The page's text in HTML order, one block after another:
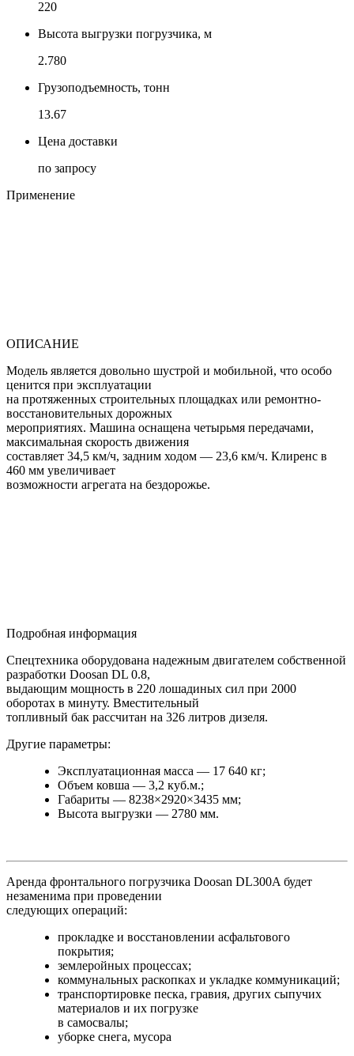
220
Высота выгрузки погрузчика, м
2.780
Грузоподъемность, тонн
13.67
Цена доставки
по запросу
Применение
ОПИСАНИЕ
Модель является довольно шустрой и мобильной, что особо
ценится при эксплуатации
на протяженных строительных площадках или ремонтно-
восстановительных дорожных
мероприятиях. Машина оснащена четырьмя передачами,
максимальная скорость движения
составляет 34,5 км/ч, задним ходом — 23,6 км/ч. Клиренс в
460 мм увеличивает
возможности агрегата на бездорожье.
Подробная информация
Спецтехника оборудована надежным двигателем собственной
разработки Doosan DL 0.8,
выдающим мощность в 220 лошадиных сил при 2000
оборотах в минуту. Вместительный
топливный бак рассчитан на 326 литров дизеля.
Другие параметры:
Эксплуатационная масса — 17 640 кг;
Объем ковша — 3,2 куб.м.;
Габариты — 8238×2920×3435 мм;
Высота выгрузки — 2780 мм.
Аренда фронтального погрузчика Doosan DL300A будет
незаменима при проведении
следующих операций:
прокладке и восстановлении асфальтового
покрытия;
землеройных процессах;
коммунальных раскопках и укладке коммуникаций;
транспортировке песка, гравия, других сыпучих
материалов и их погрузке
в самосвалы;
уборке снега, мусора